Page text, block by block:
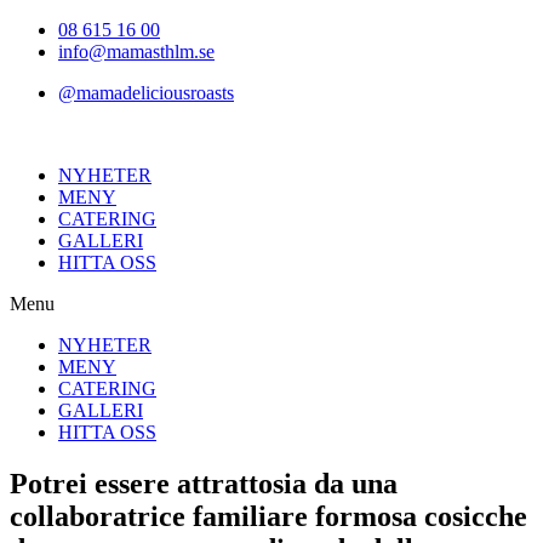
Hoppa08 615 16 00
info@mamasthlm.se
@mamadeliciousroasts
NYHETER
MENY
CATERING
GALLERI
HITTA OSS
Menu
NYHETER
MENY
CATERING
GALLERI
HITTA OSS
Potrei essere attrattosia da una
collaboratrice familiare formosa cosicche